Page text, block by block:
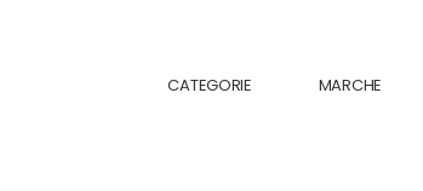
CATEGORIE MARCHE